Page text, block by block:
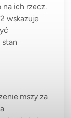
na ich rzecz.
wskazuje
stan
mszy za